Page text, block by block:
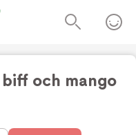
och mango